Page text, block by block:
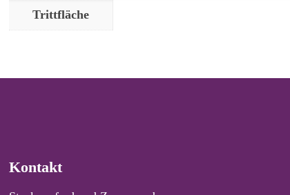
Trittfläche
Kontakt